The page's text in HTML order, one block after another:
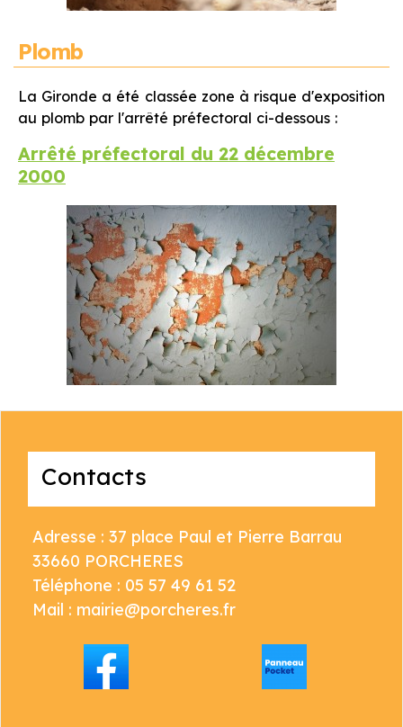
Plomb
La Gironde a été classée zone à risque d'exposition
au plomb par l'arrêté préfectoral ci-dessous :
Arrêté préfectoral du 22 décembre
2000
Contacts
Adresse : 37 place Paul et Pierre Barrau
33660 PORCHERES
Téléphone : 05 57 49 61 52
Mail : mairie@porcheres.fr